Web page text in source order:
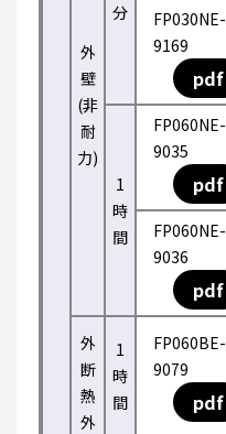
外
壁
(非
耐
力)
分
FP030NE-
9169
pdf
1
時
間
FP060NE-
9035
pdf
FP060NE-
9036
pdf
外
断
熱
外
1
時
間
FP060BE-
9079
pdf